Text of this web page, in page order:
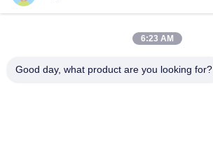
6:23 AM
Good day, what product are you looking for?